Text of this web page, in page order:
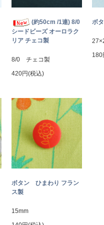
(約50cm /1連) 8/0
シードビーズ オーロラク
リア チェコ製
8/0 チェコ製
420円(税込)
ボ
180
ボタン ひまわり フラン
ス製
15mm